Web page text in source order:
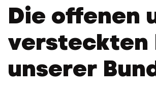
Die offenen
versteckten
unserer